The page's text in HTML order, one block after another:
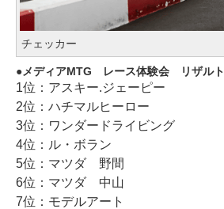
チェッカー
メディアMTG レース体験会 リザルト
1位：アスキー.ジェーピー
2位：ハチマルヒーロー
3位：ワンダードライビング
4位：ル・ボラン
5位：マツダ 野間
6位：マツダ 中山
7位：モデルアート